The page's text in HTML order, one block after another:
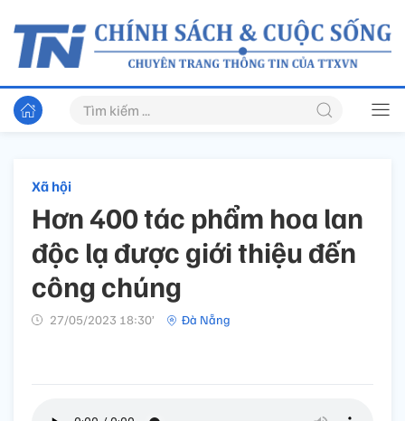
Xã hội
Hơn 400 tác phẩm hoa lan
độc lạ được giới thiệu đến
công chúng
27/05/2023 18:30’ Đà Nẵng